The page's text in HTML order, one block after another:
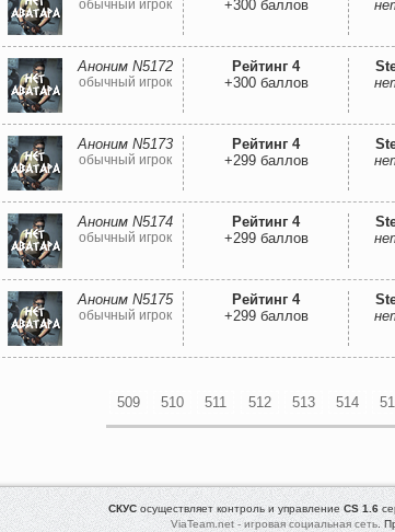
обычный игрок
+300 баллов
Аноним N5172
обычный игрок
Рейтинг 4
+300 баллов
Аноним N5173
обычный игрок
Рейтинг 4
+299 баллов
Аноним N5174
обычный игрок
Рейтинг 4
+299 баллов
Аноним N5175
обычный игрок
Рейтинг 4
+299 баллов
509 510 511 512 513 514
СКУСосуществляет контроль и управлениеCS 1.6
ViaTeam.net - игровая социальная сеть.